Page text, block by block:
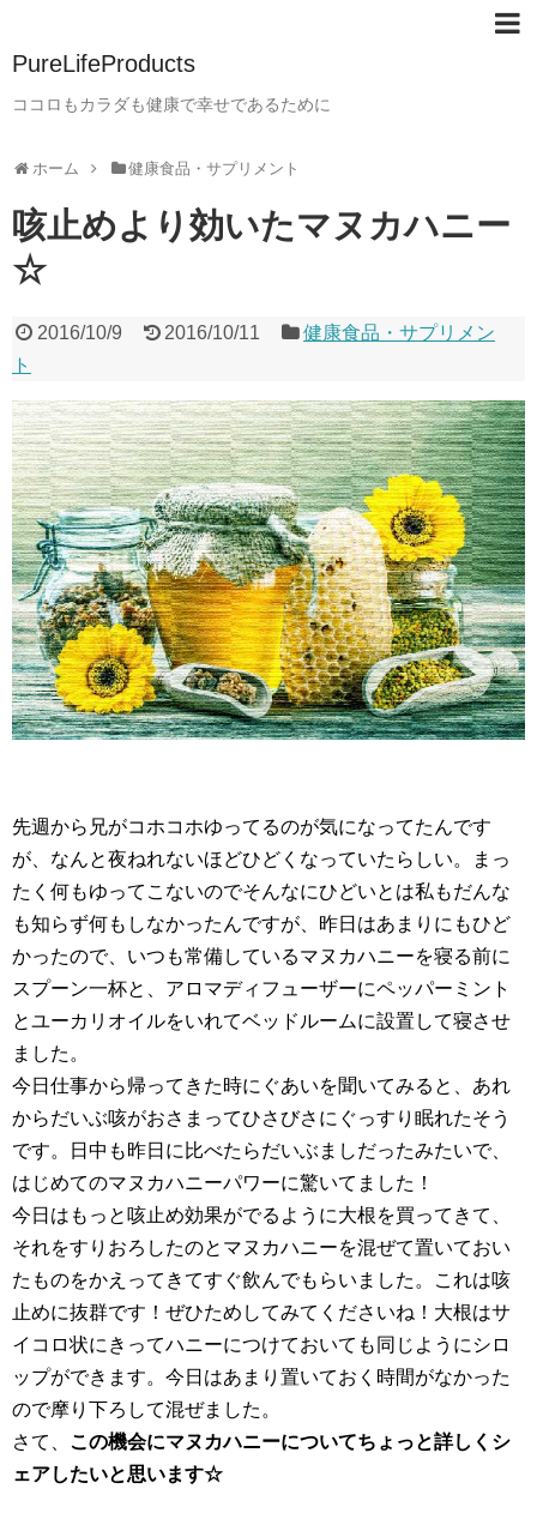
PureLifeProducts
ココロもカラダも健康で幸せであるために
ホーム 健康食品・サプリメント
咳止めより効いたマヌカハニー
☆
2016/10/9 2016/10/11
健康食品・サプリメン
ト
先週から兄がコホコホゆってるのが気になってたんです
が、なんと夜ねれないほどひどくなっていたらしい。まっ
たく何もゆってこないのでそんなにひどいとは私もだんな
も知らず何もしなかったんですが、昨日はあまりにもひど
かったので、いつも常備しているマヌカハニーを寝る前に
スプーン一杯と、アロマディフューザーにペッパーミント
とユーカリオイルをいれてベッドルームに設置して寝させ
ました。
今日仕事から帰ってきた時にぐあいを聞いてみると、あれ
からだいぶ咳がおさまってひさびさにぐっすり眠れたそう
です。日中も昨日に比べたらだいぶましだったみたいで、
はじめてのマヌカハニーパワーに驚いてました！
今日はもっと咳止め効果がでるように大根を買ってきて、
それをすりおろしたのとマヌカハニーを混ぜて置いておい
たものをかえってきてすぐ飲んでもらいました。これは咳
止めに抜群です！ぜひためしてみてくださいね！大根はサ
イコロ状にきってハニーにつけておいても同じようにシロ
ップができます。今日はあまり置いておく時間がなかった
ので摩り下ろして混ぜました。
さて、 この機会にマヌカハニーについてちょっと詳しくシ
ェアしたいと思います☆